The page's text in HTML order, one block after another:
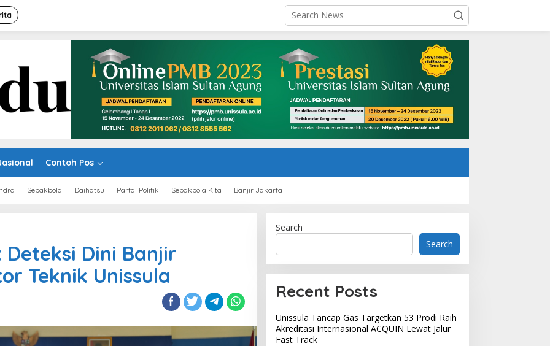
Contoh Pos
Sepakbola Daihatsu Partai Politik Sepakbola Kita Banjir Jakarta
Deteksi Dini Banjir
Teknik Unissula
Search
Search
Recent Posts
Unissula Tancap Gas Targetkan 53 Prodi Raih
Akreditasi Internasional ACQUIN Lewat Jalur
Fast Track